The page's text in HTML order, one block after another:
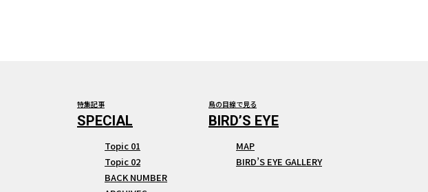
特集記事
Topic 01
Topic 02
BACK NUMBER
鳥の目線で見る
MAP
BIRD’S EYE GALLERY